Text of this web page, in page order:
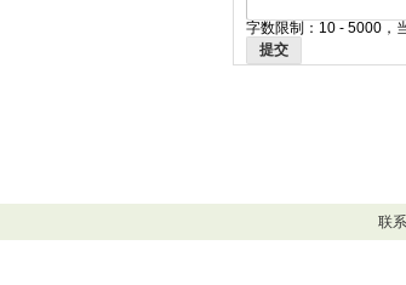
字数限制：10 - 5000，
提交
联